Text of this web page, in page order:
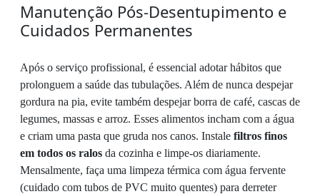
Manutenção Pós-Desentupimento e
Cuidados Permanentes
Após o serviço profissional, é essencial adotar hábitos que
prolonguem a saúde das tubulações. Além de nunca despejar
gordura na pia, evite também despejar borra de café, cascas de
legumes, massas e arroz. Esses alimentos incham com a água
e criam uma pasta que gruda nos canos. Instale filtros finos
em todos os ralos da cozinha e limpe-os diariamente.
Mensalmente, faça uma limpeza térmica com água fervente
(cuidado com tubos de PVC muito quentes) para derreter